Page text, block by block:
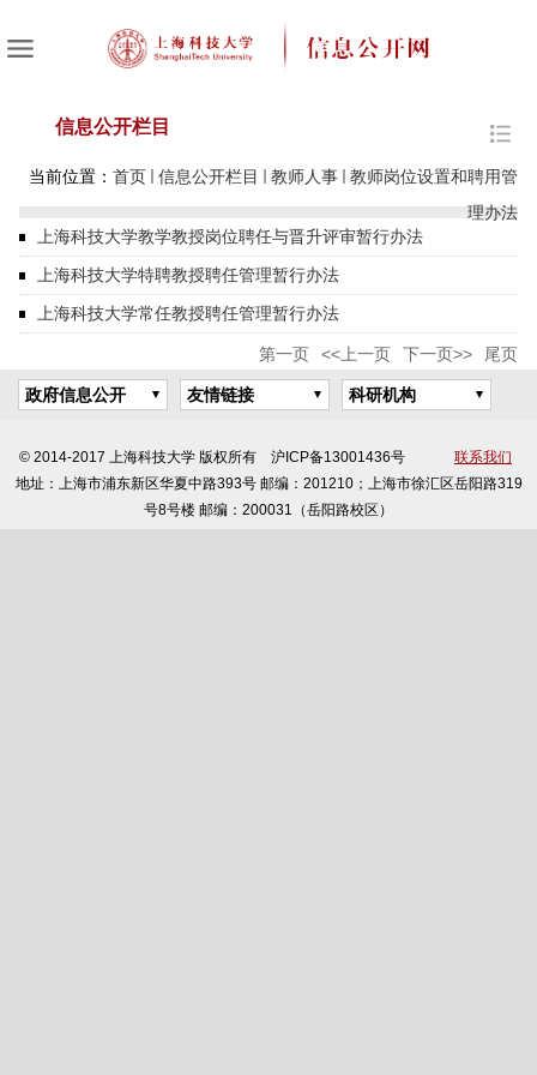
信息公开栏目
当前位置： 首页 信息公开栏目 教师人事
教师岗位设置和聘用管
理办法
上海科技大学教学教授岗位聘任与晋升评审暂行办法
上海科技大学特聘教授聘任管理暂行办法
上海科技大学常任教授聘任管理暂行办法
第一页 <<上一页 下一页>> 尾页
政府信息公开 友情链接 科研机构
© 2014-2017 上海科技大学 版权所有 沪ICP备13001436号
联系我们
地址：上海市浦东新区华夏中路393号 邮编：201210；上海市徐汇区岳阳路319
号8号楼 邮编：200031（岳阳路校区）